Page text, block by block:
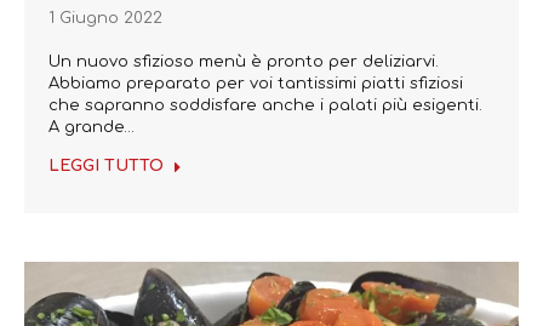
1 Giugno 2022
Un nuovo sfizioso menù è pronto per deliziarvi.
Abbiamo preparato per voi tantissimi piatti sfiziosi
che sapranno soddisfare anche i palati più esigenti.
A grande…
LEGGI TUTTO